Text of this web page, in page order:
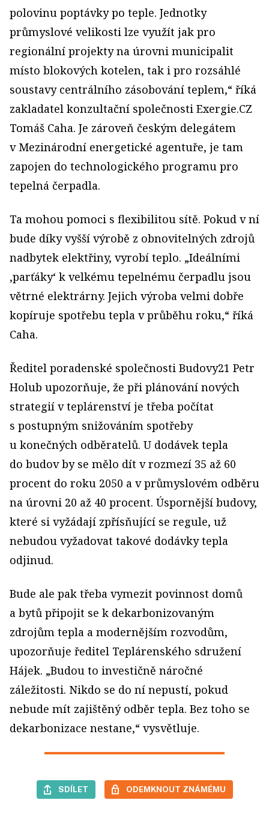
polovinu poptávky po teple. Jednotky
průmyslové velikosti lze využít jak pro
regionální projekty na úrovni municipalit
místo blokových kotelen, tak i pro rozsáhlé
soustavy centrálního zásobování teplem,“ říká
zakladatel konzultační společnosti Exergie.CZ
Tomáš Caha. Je zároveň českým delegátem
v Mezinárodní energetické agentuře, je tam
zapojen do technologického programu pro
tepelná čerpadla.
Ta mohou pomoci s flexibilitou sítě. Pokud v ní
bude díky vyšší výrobě z obnovitelných zdrojů
nadbytek elektřiny, vyrobí teplo. „Ideálními
‚parťáky‘ k velkému tepelnému čerpadlu jsou
větrné elektrárny. Jejich výroba velmi dobře
kopíruje spotřebu tepla v průběhu roku,“ říká
Caha.
Ředitel poradenské společnosti Budovy21 Petr
Holub upozorňuje, že při plánování nových
strategií v teplárenství je třeba počítat
s postupným snižováním spotřeby
u konečných odběratelů. U dodávek tepla
do budov by se mělo dít v rozmezí 35 až 60
procent do roku 2050 a v průmyslovém odběru
na úrovni 20 až 40 procent. Úspornější budovy,
které si vyžádají zpřísňující se regule, už
nebudou vyžadovat takové dodávky tepla
odjinud.
Bude ale pak třeba vymezit povinnost domů
a bytů připojit se k dekarbonizovaným
zdrojům tepla a modernějším rozvodům,
upozorňuje ředitel Teplárenského sdružení
Hájek. „Budou to investičně náročné
záležitosti. Nikdo se do ní nepustí, pokud
nebude mít zajištěný odběr tepla. Bez toho se
dekarbonizace nestane,“ vysvětluje.
SDÍLET ODEMKNOUT ZNÁMÉMU